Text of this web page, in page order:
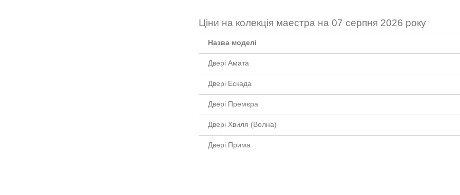
Ціни на колекція маестра на 07 серпня 2026 року
Назва моделі
Двері Амата
Двері Ескада
Двері Премєра
Двері Хвиля (Волна)
Двері Прима